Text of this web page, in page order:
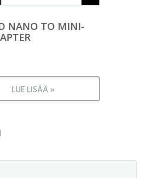
NANO TO MINI-
LUE LISÄÄ »